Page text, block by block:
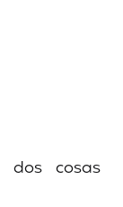
dos cosas